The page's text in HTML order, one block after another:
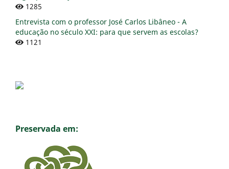
1285
Entrevista com o professor José Carlos Libâneo - A
educação no século XXI: para que servem as escolas?
1121
Preservada em: